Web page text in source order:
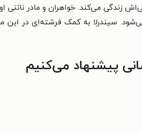
زندگی می‌کند. خواهران و مادر ناتنی
سیندرلا به کمک فرشته‌ای در این
پیشنهاد می‌کنیم